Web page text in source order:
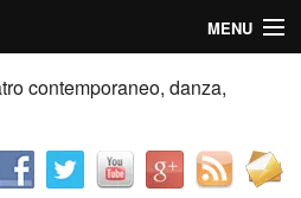
MENU
contemporaneo, danza,